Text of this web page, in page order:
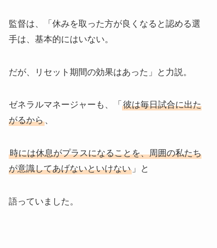
監督は、「休みを取った方が良くなると認める選
手は、基本的にはいない。
だが、リセット期間の効果はあった」と力説。
ゼネラルマネージャーも、「 彼は毎日試合に出た
がるから、
時には休息がプラスになることを、周囲の私たち
が意識してあげないといけない」と
語っていました。